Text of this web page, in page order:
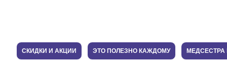
СКИДКИ И АКЦИИ ЭТО ПОЛЕЗНО КАЖДОМУ